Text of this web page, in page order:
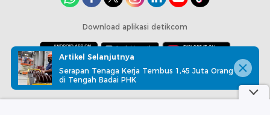
Download aplikasi detikcom
Copyright @ 2026 detikcom, All right reserved
Artikel Selanjutnya
Serapan Tenaga Kerja Tembus 1,45 Juta Orang
di Tengah Badai PHK